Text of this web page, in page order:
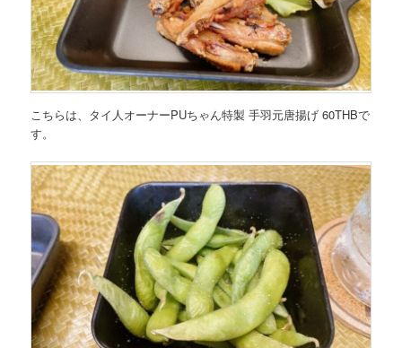
こちらは、タイ人オーナーPUちゃん特製 手羽元唐揚げ 60THBで
す。